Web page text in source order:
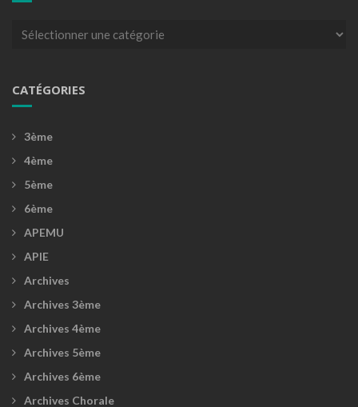
Catégories
CATÉGORIES
3ème
4ème
5ème
6ème
APEMU
APIE
Archives
Archives 3ème
Archives 4ème
Archives 5ème
Archives 6ème
Archives Chorale